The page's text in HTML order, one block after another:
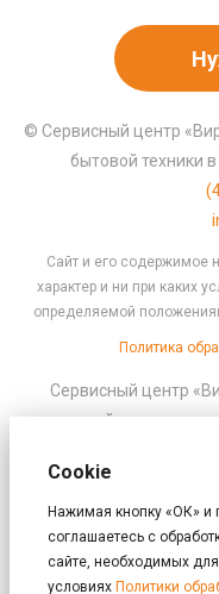
© Сервисный центр
бытовой техники
Сайт и его содержимое
характер и ни при каких
определяемой
Политика
Сервисный центр
платный ремонт
ремонт
Cookie
Нажимая кнопку «ОК» и
соглашаетесь с
сайте, необходимых
условиях Политики